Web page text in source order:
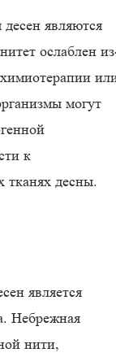
являются
ослаблен
могут
к
тканях десны.
является
Небрежная
нити,